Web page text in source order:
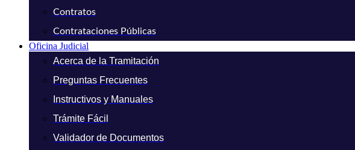
Contratos
Contrataciones Públicas
Oficina Judicial
Acerca de la Tramitación
Preguntas Frecuentes
Instructivos y Manuales
Trámite Fácil
Validador de Documentos